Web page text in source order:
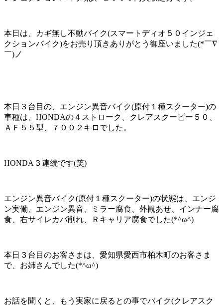
本日は、カギ無し不動バイク(スマートディオ５０インジェ
クションバイク)をお売り頂きありがとう御座いました(*￣∇
￣)ノ
本日３台目の、エンジン異音バイク(原付１種スクーター)の
車種は、HONDAの４ストローク、クレアスクーピー５０、
ＡＦ５５型、７００２キロでした。
HONDA３連続です(笑)
エンジン異音バイク(原付１種スクーター)の状態は、エンジ
ン実働、エンジン異音、ミラー腐食、外観あせ、インナー腐
食、右サイレカバ削れ、Ｒキャリア腐食でした(*^ω^)
本日３台目のお客さまは、愛知県愛西市柏木町のお客さま
で、お姉さんでした(*^ω^)
お話を聞くと、もう実家に戻るとの事でバイク(クレアスク